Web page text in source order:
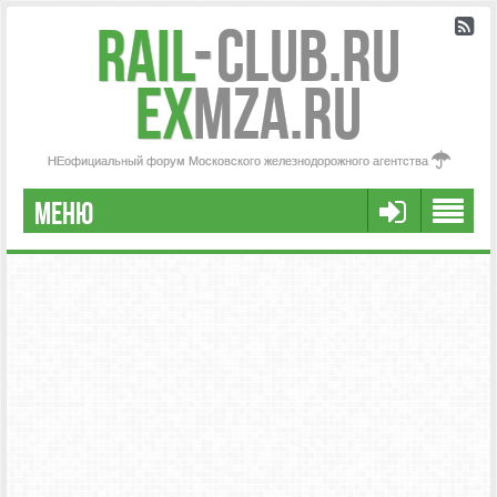
Rail-Club.RU
exMZA.RU
НЕофициальный форум Московского железнодорожного агентства
МЕНЮ
РЕГИСТРАЦИЯ